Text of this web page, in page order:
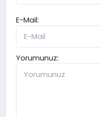
E-Mail:
Yorumunuz: